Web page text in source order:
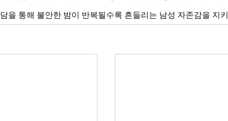
담을 통해 불안한 밤이 반복될수록 흔들리는 남성 자존감을 지